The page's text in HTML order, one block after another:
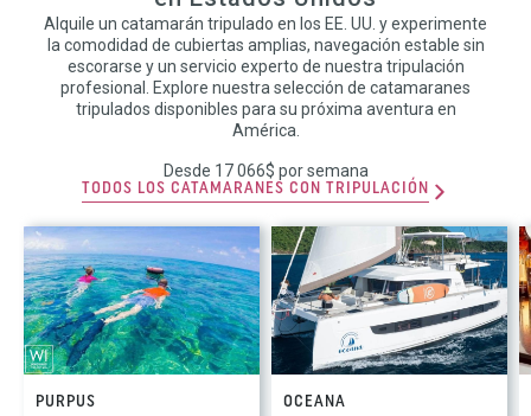
Alquile un catamarán tripulado en los EE. UU. y experimente
la comodidad de cubiertas amplias, navegación estable sin
escorarse y un servicio experto de nuestra tripulación
profesional. Explore nuestra selección de catamaranes
tripulados disponibles para su próxima aventura en
América.
Desde 17 066$ por semana
TODOS LOS CATAMARANES CON TRIPULACIÓN
PURPUS OCEANA